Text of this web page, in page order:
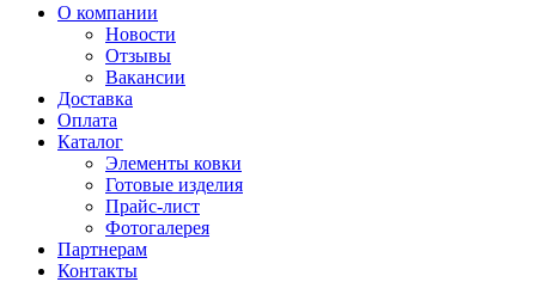
О компании
Новости
Отзывы
Вакансии
Доставка
Оплата
Каталог
Элементы ковки
Готовые изделия
Прайс-лист
Фотогалерея
Партнерам
Контакты